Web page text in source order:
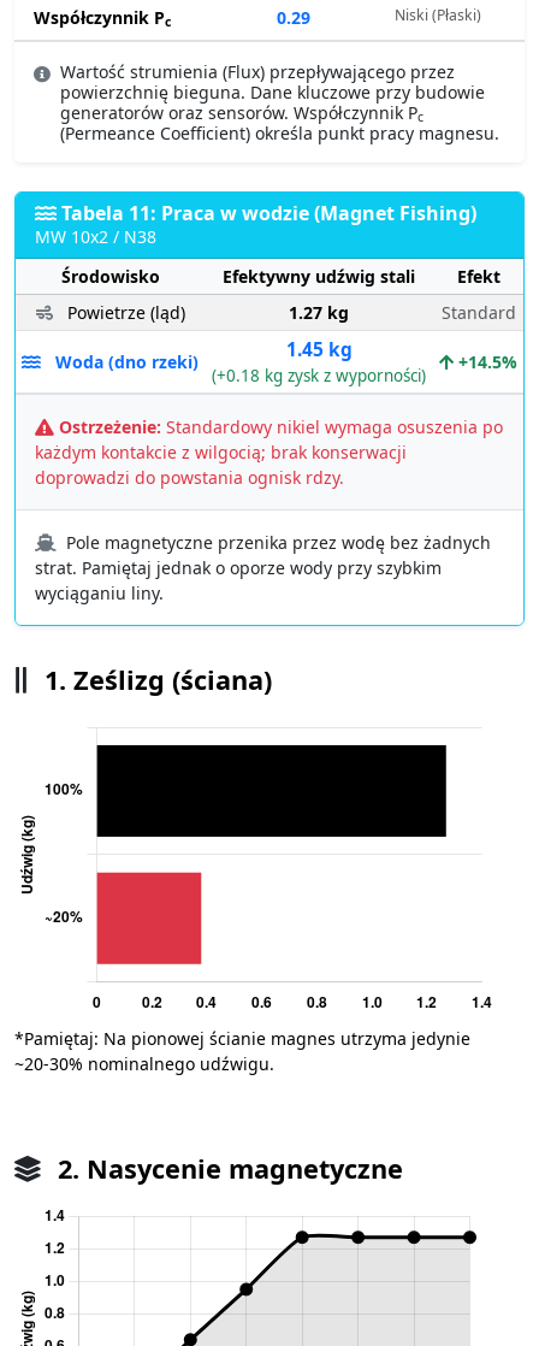
Współczynnik Pc 0.29 Niski (Płaski)
Wartość strumienia (Flux) przepływającego przez
powierzchnię bieguna. Dane kluczowe przy budowie
generatorów oraz sensorów. Współczynnik Pc
(Permeance Coefficient) określa punkt pracy magnesu.
Tabela 11: Praca w wodzie (Magnet Fishing)
MW 10x2 / N38
Środowisko
Efektywny udźwig stali
Efekt
Powietrze (ląd)
1.27 kg Standard
Woda (dno rzeki) 1.45 kg
(+0.18 kg zysk z wyporności)
+14.5%
Ostrzeżenie: Standardowy nikiel wymaga osuszenia po
każdym kontakcie z wilgocią; brak konserwacji
doprowadzi do powstania ognisk rdzy.
Pole magnetyczne przenika przez wodę bez żadnych
strat. Pamiętaj jednak o oporze wody przy szybkim
wyciąganiu liny.
1. Ześlizg (ściana)
*Pamiętaj: Na pionowej ścianie magnes utrzyma jedynie
~20-30% nominalnego udźwigu.
2. Nasycenie magnetyczne